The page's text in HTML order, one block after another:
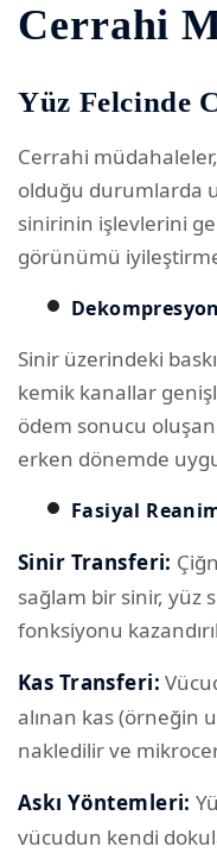
Cerrahi
Yüz Felcinde
Cerrahi müdahaleler,
olduğu durumlarda
sinirinin işlevlerini
görünümü
Sinir üzerindeki
kemik kanallar
ödem sonucu
erken dönemde
Fasiyal
Sinir Transferi:
sağlam bir sinir, yüz
fonksiyonu
Kas Transferi:
alınan kas (örneğin
nakledilir ve
Askı Yöntemleri:
vücudun kendi